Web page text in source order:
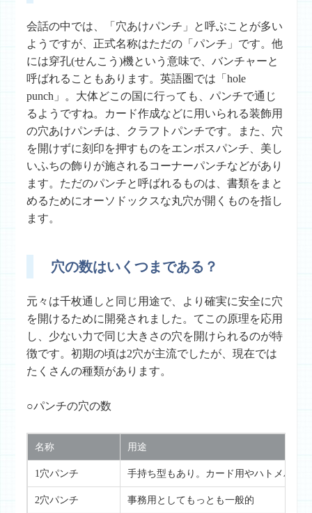
会話の中では、「穴あけパンチ」と呼ぶことが多い
ようですが、正式名称はただの「パンチ」です。他
には穿孔(せんこう)機という意味で、バンチャーと
呼ばれることもあります。英語圏では「hole
punch」。大体どこの国に行っても、パンチで通じ
るようですね。カード作成などに用いられる装飾用
の穴あけパンチは、クラフトパンチです。また、穴
を開けずに刻印を押すものをエンボスパンチ、美し
いふちの飾りが施されるコーナーパンチなどがあり
ます。ただのパンチと呼ばれるものは、書類をまと
めるためにオーソドックスな丸穴が開くものを指し
ます。
穴の数はいくつまである？
元々は千枚通しと同じ用途で、より確実に安全に穴
を開けるために開発されました。てこの原理を応用
し、少ない力で同じ大きさの穴を開けられるのが特
徴です。初期の頃は2穴が主流でしたが、現在では
たくさんの種類があります。
○パンチの穴の数
名称 用途
1穴パンチ 手持ち型もあり。カード用やハトメパン
2穴パンチ 事務用としてもっとも一般的